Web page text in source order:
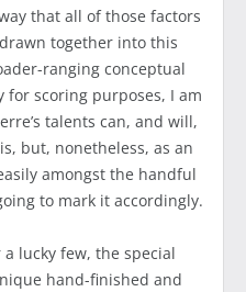
that all of those factors
together into this
ranging conceptual
for scoring purposes, I am
talents can, and will,
but, nonetheless, as an
amongst the handful
to mark it accordingly.
lucky few, the special
hand-finished and